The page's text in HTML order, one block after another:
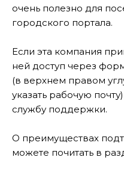
очень полезно для
городского портала.
Если эта компания
ней доступ через
(в верхнем правом
указать рабочую
службу поддержки.
О преимуществах
можете почитать в